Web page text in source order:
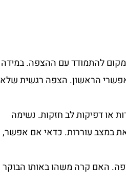
להתמודד עם ההצפה. במידה
הראשון. הצפה רגשית שלא
או דפיקות לב חזקות. נשימה
במצב עוררות. כדאי אם אפשר,
האם קרה משהו באותו הבוקר